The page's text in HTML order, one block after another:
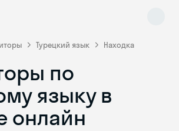
Турецкий язык Находка
по
языку в
онлайн